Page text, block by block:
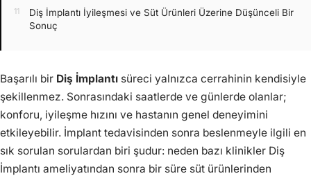
Diş İmplantı İyileşmesi ve Süt Ürünleri Üzerine Düşünceli Bir
Sonuç
Başarılı bir Diş İmplantı süreci yalnızca cerrahinin kendisiyle
şekillenmez. Sonrasındaki saatlerde ve günlerde olanlar;
konforu, iyileşme hızını ve hastanın genel deneyimini
etkileyebilir. İmplant tedavisinden sonra beslenmeyle ilgili en
sık sorulan sorulardan biri şudur: neden bazı klinikler Diş
İmplantı ameliyatından sonra bir süre süt ürünlerinden